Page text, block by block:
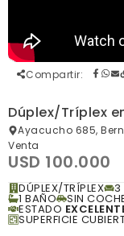
Compartir:
Dúplex/Tríplex
Ayacucho 685,
Venta
USD 100.000
DÚPLEX/TRÍPLEX 3
1 BAÑO SIN
ESTADO
SUPERFICIE